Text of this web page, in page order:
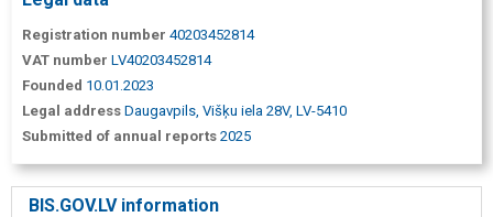
Registration number 40203452814
VAT number LV40203452814
Founded 10.01.2023
Legal address Daugavpils, Višķu iela 28V, LV-5410
Submitted of annual reports 2025
BIS.GOV.LV information